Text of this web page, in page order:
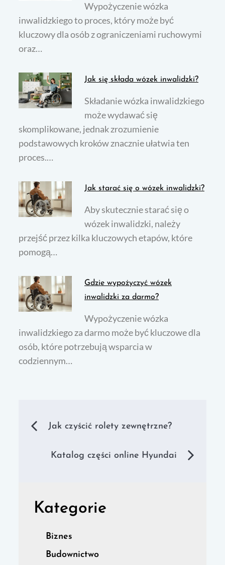
Wypożyczenie wózka
inwalidzkiego to proces, który może być
kluczowy dla osób z ograniczeniami ruchowymi
oraz…
Jak się składa wózek inwalidzki?
Składanie wózka inwalidzkiego
może wydawać się
skomplikowane, jednak zrozumienie
podstawowych kroków znacznie ułatwia ten
proces.…
Jak starać się o wózek inwalidzki?
Aby skutecznie starać się o
wózek inwalidzki, należy
przejść przez kilka kluczowych etapów, które
pomogą…
Gdzie wypożyczyć wózek
inwalidzki za darmo?
Wypożyczenie wózka
inwalidzkiego za darmo może być kluczowe dla
osób, które potrzebują wsparcia w
codziennym…
Nawigacja
wpisu
Jak czyścić rolety zewnętrzne?
Katalog części online Hyundai
Kategorie
Biznes
Budownictwo